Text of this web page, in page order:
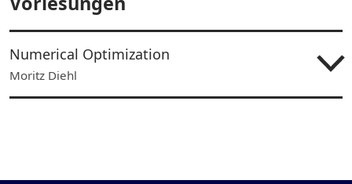
Numerical Optimization
Moritz Diehl